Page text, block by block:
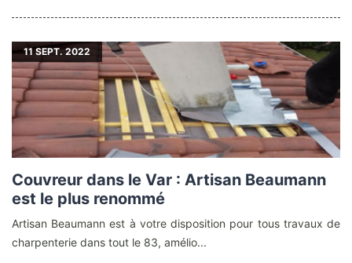
11 SEPT. 2022
Couvreur dans le Var : Artisan Beaumann
est le plus renommé
Artisan Beaumann est à votre disposition pour tous travaux de
charpenterie dans tout le 83, amélio...